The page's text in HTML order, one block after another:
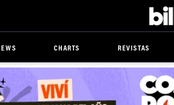
CHARTS REVISTAS